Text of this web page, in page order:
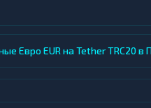
Евро EUR на Tether TRC20 в